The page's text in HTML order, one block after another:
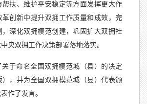
帮扶、维护平安稳定等方面发挥更大作
革创新中提升双拥工作质量和成效，完
，深化双拥模范创建，巩固扩大双拥社
央双拥工作决策部署落地落实。
关于命名全国双拥模范城（县）的决定
），并为全国双拥模范城（县）代表颁
作了发言。